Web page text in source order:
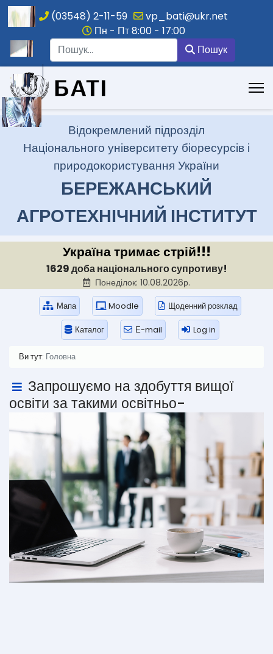
(03548) 2-11-59
vp_bati@ukr.net
Пн - Пт 8:00 - 17:00
Пошук
.
Відокремлений підрозділ
Національного університету біоресурсів і
природокористування України
БЕРЕЖАНСЬКИЙ
АГРОТЕХНІЧНИЙ ІНСТИТУТ
Україна тримає стрій!!!
1629 доба національного супротиву!
Понеділок: 10.08.2026р.
Мапа Moodle Щоденний розклад
Каталог Е-mail Log in
Ви тут: Головна
Запрошуємо на здобуття вищої
освіти за такими освітньо-
професійними програмами